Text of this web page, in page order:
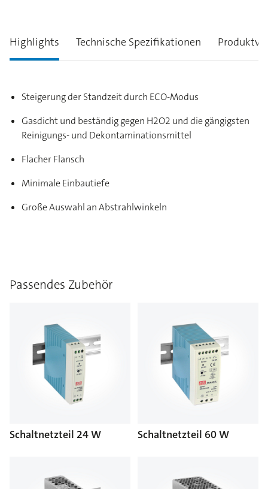
Highlights Technische Spezifikationen
Steigerung der Standzeit durch ECO-Modus
Gasdicht und beständig gegen H2O2 und die gängigsten
Reinigungs- und Dekontaminationsmittel
Flacher Flansch
Minimale Einbautiefe
Große Auswahl an Abstrahlwinkeln
Passendes Zubehör
Schaltnetzteil 24 W Schaltnetzteil 60 W